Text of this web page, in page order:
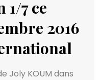
1/7 ce
2016
Joly KOUM dans